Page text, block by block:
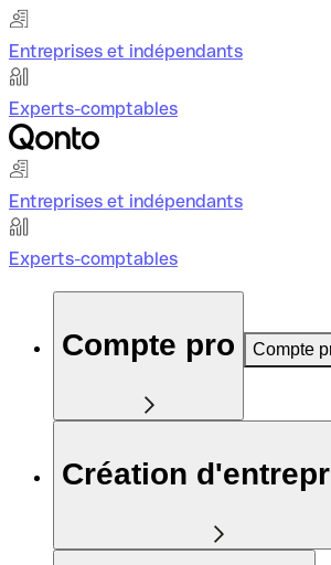
Entreprises et indépendants
Experts-comptables
Entreprises et indépendants
Experts-comptables
Compte pro Compte
Création